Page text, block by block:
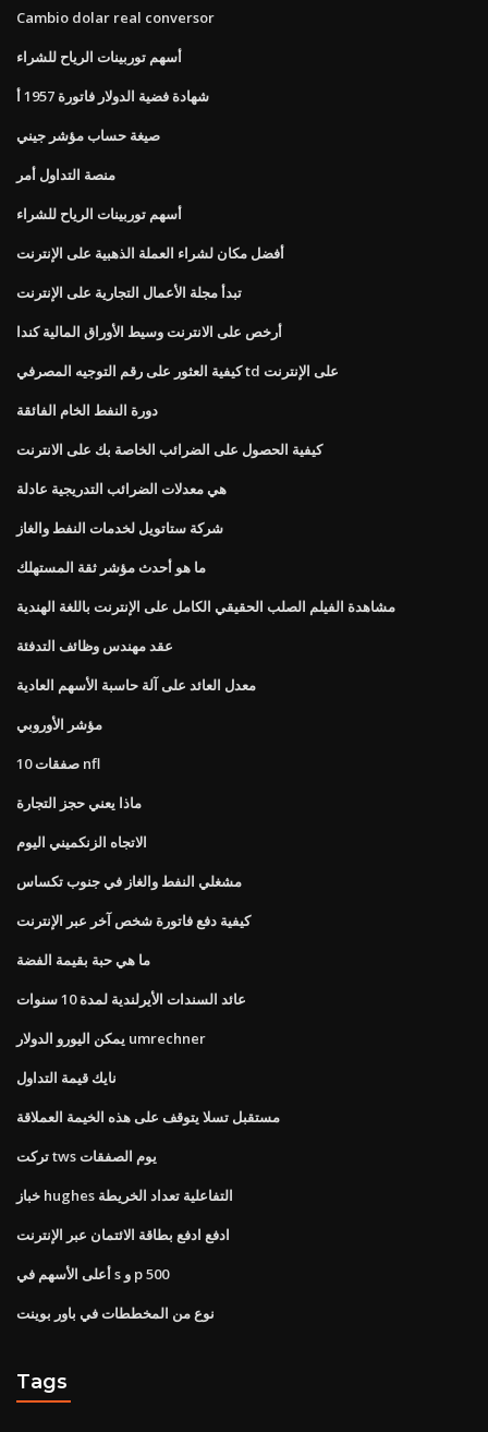
Cambio dolar real conversor
أسهم توربينات الرياح للشراء
شهادة فضية الدولار فاتورة 1957 أ
صيغة حساب مؤشر جيني
منصة التداول أمر
أسهم توربينات الرياح للشراء
أفضل مكان لشراء العملة الذهبية على الإنترنت
تبدأ مجلة الأعمال التجارية على الإنترنت
أرخص على الانترنت وسيط الأوراق المالية كندا
كيفية العثور على رقم التوجيه المصرفي td على الإنترنت
دورة النفط الخام الفائقة
كيفية الحصول على الضرائب الخاصة بك على الانترنت
هي معدلات الضرائب التدريجية عادلة
شركة ستاتويل لخدمات النفط والغاز
ما هو أحدث مؤشر ثقة المستهلك
مشاهدة الفيلم الصلب الحقيقي الكامل على الإنترنت باللغة الهندية
عقد مهندس وظائف التدفئة
معدل العائد على آلة حاسبة الأسهم العادية
مؤشر الأوروبي
10 صفقات nfl
ماذا يعني حجز التجارة
الاتجاه الزنكميني اليوم
مشغلي النفط والغاز في جنوب تكساس
كيفية دفع فاتورة شخص آخر عبر الإنترنت
ما هي حبة بقيمة الفضة
عائد السندات الأيرلندية لمدة 10 سنوات
يمكن اليورو الدولار umrechner
نايك قيمة التداول
مستقبل تسلا يتوقف على هذه الخيمة العملاقة
تركت tws يوم الصفقات
خباز hughes التفاعلية تعداد الخريطة
ادفع ادفع بطاقة الائتمان عبر الإنترنت
أعلى الأسهم في s و p 500
نوع من المخططات في باور بوينت
Tags